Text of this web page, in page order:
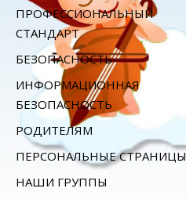
ПРОФЕССИОНАЛЬНЫЙ
СТАНДАРТ
БЕЗОПАСНОСТЬ
ИНФОРМАЦИОННАЯ
БЕЗОПАСНОСТЬ
РОДИТЕЛЯМ
ПЕРСОНАЛЬНЫЕ СТРАНИЦЫ
НАШИ ГРУППЫ